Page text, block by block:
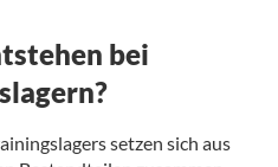
bei
setzen sich aus